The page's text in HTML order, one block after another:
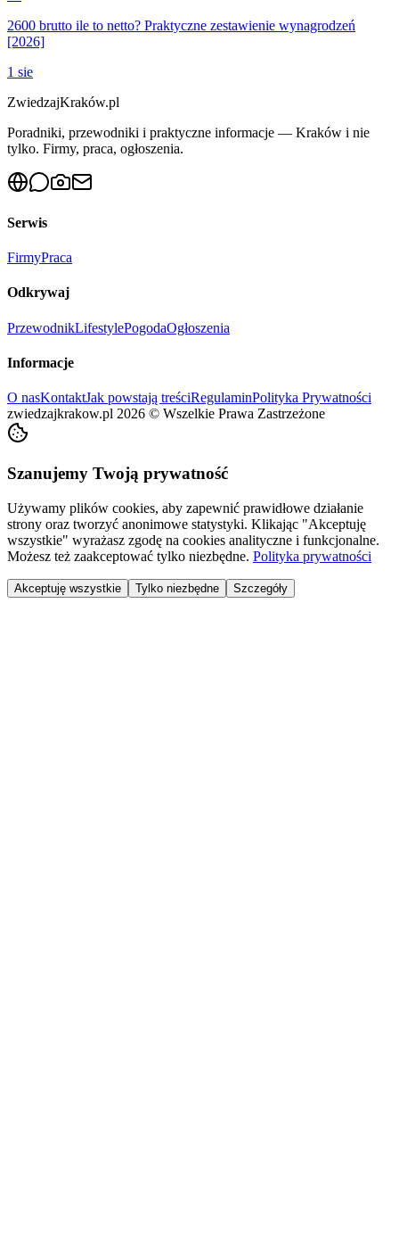
2600 brutto ile to netto? Praktyczne zestawienie wynagrodzeń
[2026]
1 sie
ZwiedzajKraków.pl
Poradniki, przewodniki i praktyczne informacje — Kraków i nie
tylko. Firmy, praca, ogłoszenia.
Serwis
FirmyPraca
Odkrywaj
PrzewodnikLifestylePogodaOgłoszenia
Informacje
O nasKontaktJak powstają treściRegulaminPolityka Prywatności
zwiedzajkrakow.pl 2026 © Wszelkie Prawa Zastrzeżone
Szanujemy Twoją prywatność
Używamy plików cookies, aby zapewnić prawidłowe działanie
strony oraz tworzyć anonimowe statystyki. Klikając "Akceptuję
wszystkie" wyrażasz zgodę na cookies analityczne i funkcjonalne.
Możesz też zaakceptować tylko niezbędne. Polityka prywatności
Akceptuję wszystkie Tylko niezbędne Szczegóły